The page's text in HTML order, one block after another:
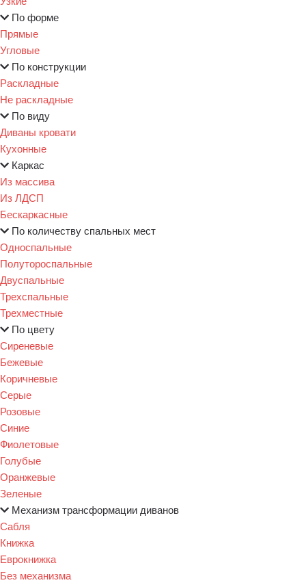
По форме
Прямые
Угловые
По конструкции
Раскладные
Не раскладные
По виду
Диваны кровати
Кухонные
Каркас
Из массива
Из ЛДСП
Бескаркасные
По количеству спальных мест
Односпальные
Полутороспальные
Двуспальные
Трехспальные
Трехместные
По цвету
Сиреневые
Бежевые
Коричневые
Серые
Розовые
Синие
Фиолетовые
Голубые
Оранжевые
Зеленые
Механизм трансформации диванов
Сабля
Книжка
Еврокнижка
Без механизма